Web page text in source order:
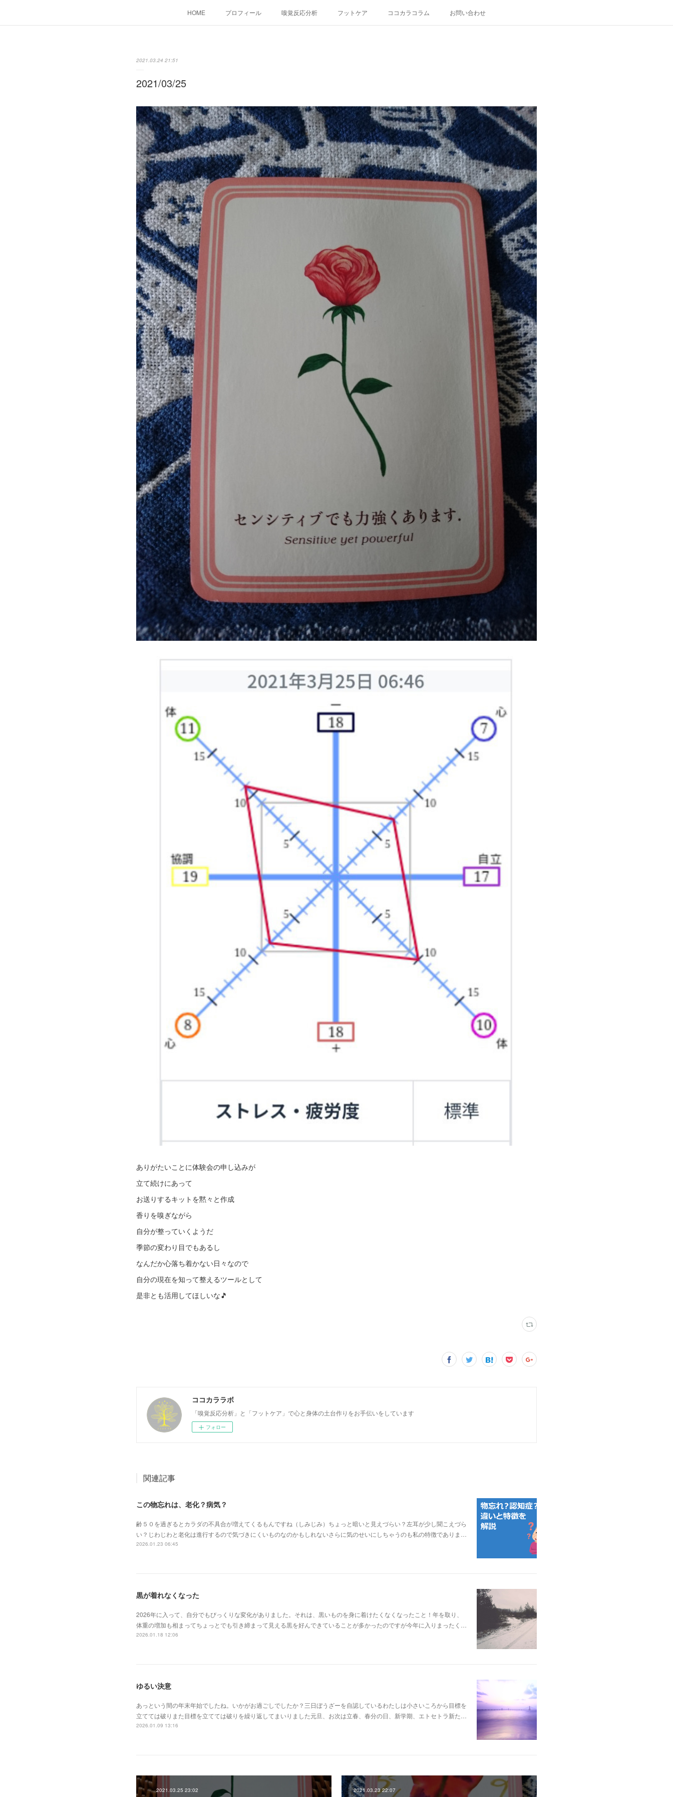
HOME プロフィール 嗅覚反応分析 フットケア ココカラコラム お問い合わせ
2021.03.24 21:51
2021/03/25
ありがたいことに体験会の申し込みが
立て続けにあって
お送りするキットを黙々と作成
香りを嗅ぎながら
自分が整っていくようだ
季節の変わり目でもあるし
なんだか心落ち着かない日々なので
自分の現在を知って整えるツールとして
是非とも活用してほしいな🎵
ココカララボ
「嗅覚反応分析」と「フットケア」で心と身体の土台作りをお手伝いをしています
フォロー
関連記事
この物忘れは、老化？病気？
齢５０を過ぎるとカラダの不具合が増えてくるもんですね（しみじみ）ちょっと暗いと見えづらい？左耳が少し聞こえづら
い？じわじわと老化は進行するので気づきにくいものなのかもしれないさらに気のせいにしちゃうのも私の特徴でありま…
2026.01.23 06:45
黒が着れなくなった
2026年に入って、自分でもびっくりな変化がありました。それは、黒いものを身に着けたくなくなったこと！年を取り、
体重の増加も相まってちょっとでも引き締まって見える黒を好んできていることが多かったのですが今年に入りまったく…
2026.01.18 12:06
ゆるい決意
あっという間の年末年始でしたね。いかがお過ごしでしたか？三日ぼうざーを自認しているわたしは小さいころから目標を
立てては破りまた目標を立てては破りを繰り返してまいりました元旦、お次は立春、春分の日、新学期、エトセトラ新た…
2026.01.09 13:16
2021.03.25 23:02 2021.03.23 22:07